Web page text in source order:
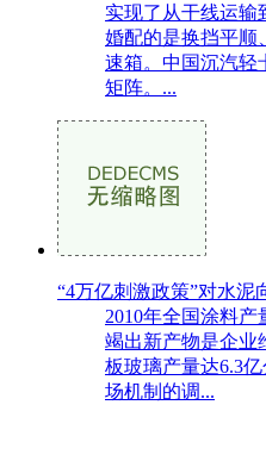
实现了从干线运输
婚配的是换挡平顺
速箱。中国沉汽轻
矩阵。...
“4万亿刺激政策”对水泥
2010年全国涂料
竭出新产物是企业
板玻璃产量达6.3
场机制的调...